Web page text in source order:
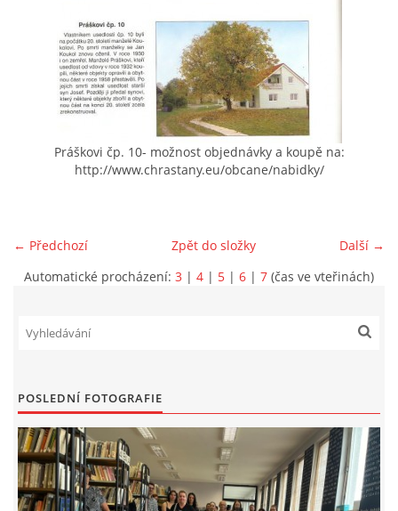
STREET ART
"KNIHOBUDKY"
ČASOSBĚRY - CHRÁŠŤANY
E-KNIHY DO KAŽDÉ KNIHOVNY
FREE WIFI
VÝZNAČNÍ RODÁCI
Práškovi čp. 10- možnost objednávky a koupě na:
http://www.chrastany.eu/obcane/nabidky/
← Předchozí Další →
Zpět do složky
Automatické procházení: 3 | 4 | 5 | 6 | 7 (čas ve vteřinách)
POSLEDNÍ FOTOGRAFIE